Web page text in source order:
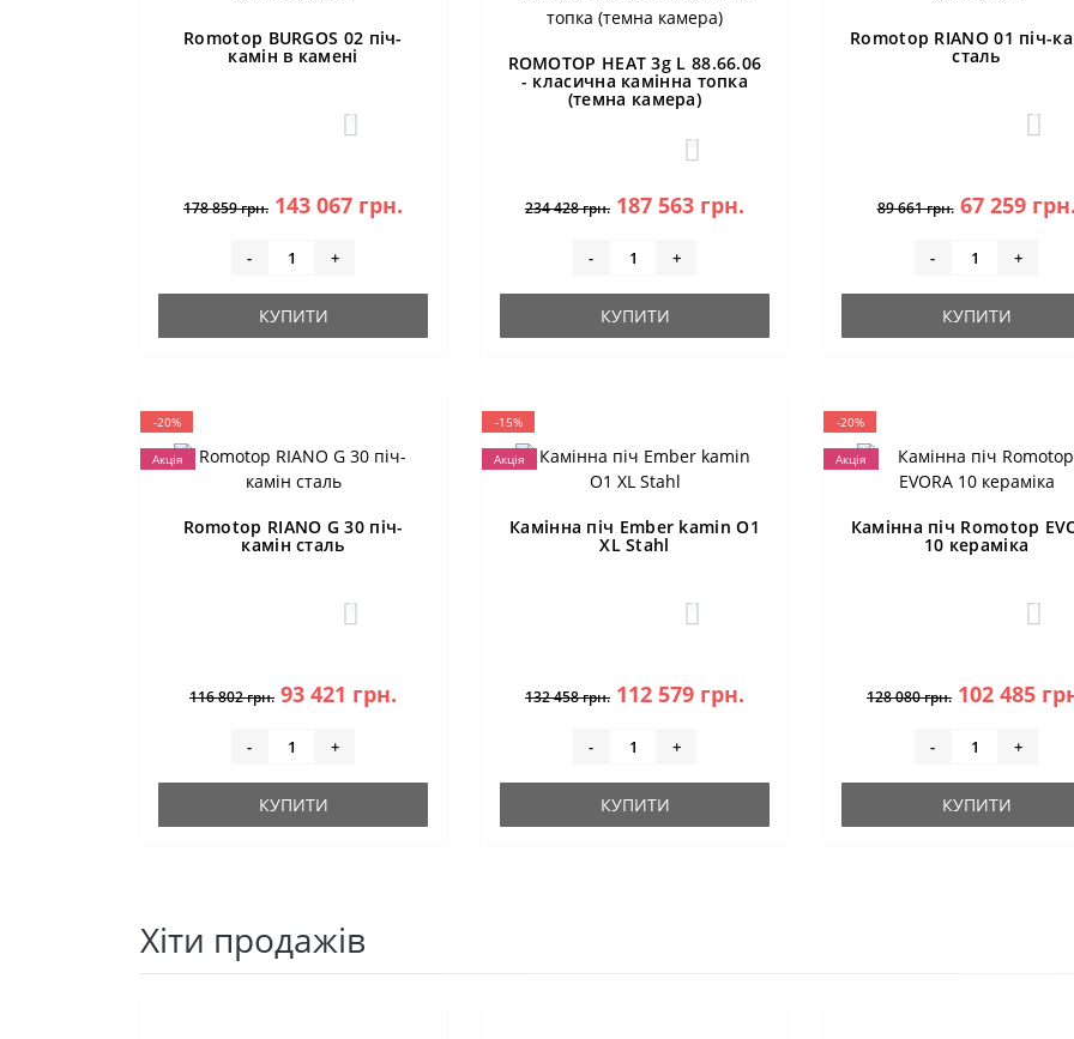
Romotop BURGOS 02 піч-
камін в камені
3
178 859 грн. 143 067 грн.
- +
КУПИТИ
ROMOTOP HEAT 3g L 88.66.06
- класична камінна топка
(темна камера)
0
234 428 грн. 187 563 грн.
- +
КУПИТИ
Romotop RIANO 01 піч-
сталь
3
89 661 грн. 67 259
- +
КУПИТИ
-20%
Акція
Romotop RIANO G 30 піч-
камін сталь
3
116 802 грн. 93 421 грн.
- +
КУПИТИ
-15%
Акція
Камінна піч Ember kamin O1
XL Stahl
0
132 458 грн. 112 579 грн.
- +
КУПИТИ
-20%
Акція
Камінна піч Romotop
10 кераміка
1
128 080 грн. 102 485
- +
КУПИТИ
Хіти продажів